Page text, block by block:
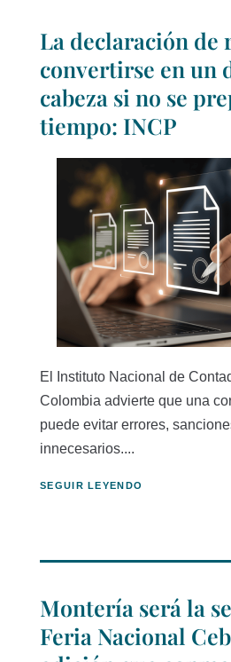
La declaración de
convertirse en un
cabeza si no se
tiempo: INCP
El Instituto Nacional de
Colombia advierte que una
puede evitar errores,
innecesarios....
SEGUIR LEYENDO
Montería será la
Feria Nacional